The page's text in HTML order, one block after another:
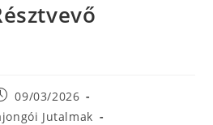
09/03/2026
Jutalmak